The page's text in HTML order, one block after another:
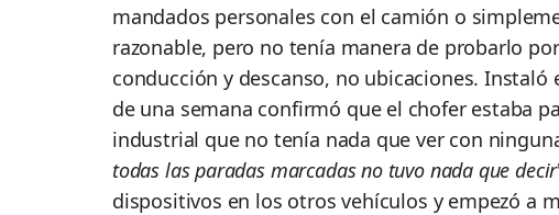
mandados personales con el camión o
razonable, pero no tenía manera de probarlo
conducción y descanso, no ubicaciones.
de una semana confirmó que el chofer estaba
industrial que no tenía nada que ver con
todas las paradas marcadas no tuvo nada que decir
dispositivos en los otros vehículos y empezó a